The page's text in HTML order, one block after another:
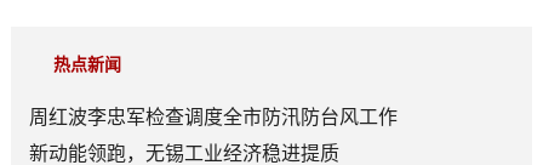
热点新闻
周红波李忠军检查调度全市防汛防台风工作
新动能领跑，无锡工业经济稳进提质